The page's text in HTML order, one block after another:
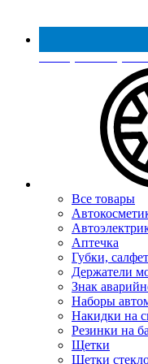
Реестр
Все товары
Аптечка
Губки,
Держатели
Знак
Наборы
Накидки на
Резинки на
Щетки
Щетки